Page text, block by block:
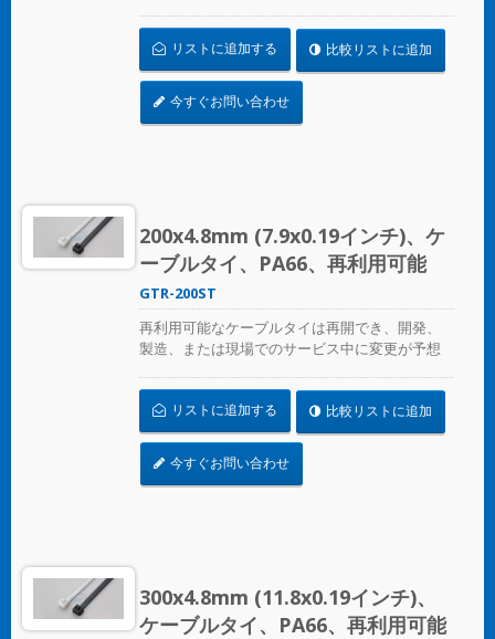
に最適です。ULおよびCE認証済みで、産業用お
よび専門用に使用されます。
リストに追加する 比較リストに追加
今すぐお問い合わせ
200x4.8mm (7.9x0.19インチ)、ケ
ーブルタイ、PA66、再利用可能
GTR-200ST
再利用可能なケーブルタイは再開でき、開発、
製造、または現場でのサービス中に変更が予想
に最適です。ULプレンム評価を受けており、環
境空気の交換に最適な空気処理スペースに適し
ています。
リストに追加する 比較リストに追加
今すぐお問い合わせ
300x4.8mm (11.8x0.19インチ)、
ケーブルタイ、PA66、再利用可能